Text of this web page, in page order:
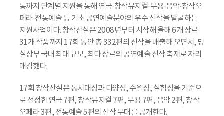
통까지 단계별 지원을 통해 연극·창작뮤지컬·무용·음악·창작오
페라·전통예술 등 기초 공연예술분야의 우수 신작을 발굴하는
지원사업이다. 창작산실은 2008년부터 시작해 올해 6개 장르
31개 작품까지 17회 동안 총 332편의 신작을 배출해 오면서, 명
실상부 국내 최대 규모, 최다 장르의 공연예술 신작 축제로 자리
매김했다.
17회 창작산실은 동시대성과 다양성, 수월성, 실험성을 기준으
로 선정한 연극 7편, 창작뮤지컬 7편, 무용 7편, 음악 2편, 창작
오페라 3편, 전통예술 5편의 신작 무대를 공개한다.